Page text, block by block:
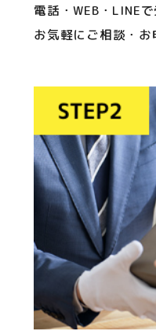
電話・WEB・LINE
お気軽にご相談・お